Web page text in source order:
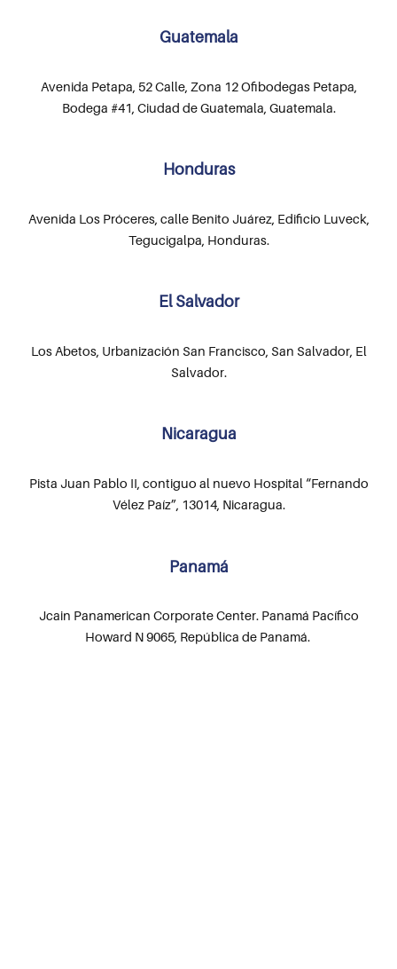
Guatemala
Avenida Petapa, 52 Calle, Zona 12 Ofibodegas Petapa,
Bodega #41, Ciudad de Guatemala, Guatemala.
Honduras
Avenida Los Próceres, calle Benito Juárez, Edificio Luveck,
Tegucigalpa, Honduras.
El Salvador
Los Abetos, Urbanización San Francisco, San Salvador, El
Salvador.
Nicaragua
Pista Juan Pablo II, contiguo al nuevo Hospital “Fernando
Vélez Paíz”, 13014, Nicaragua.
Panamá
Jcain Panamerican Corporate Center. Panamá Pacífico
Howard N 9065, República de Panamá.